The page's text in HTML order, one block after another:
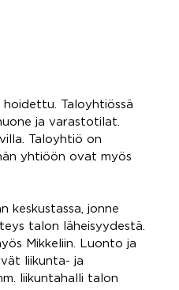
hoidettu. Taloyhtiössä
ja varastotilat.
Taloyhtiö on
yhtiöön ovat myös
keskustassa, jonne
talon läheisyydestä.
Mikkeliin. Luonto ja
liikunta- ja
liikuntahalli talon